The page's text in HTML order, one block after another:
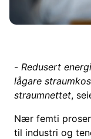
- Redusert
lågare
straumnettet,
Nær femti
til industri og